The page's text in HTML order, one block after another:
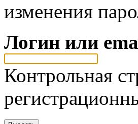
изменения
Логин или
Контрольная